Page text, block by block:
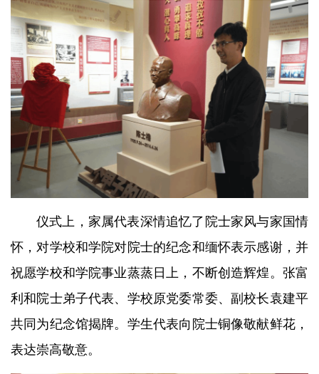
仪式上，家属代表深情追忆了院士家风与家国情
怀，对学校和学院对院士的纪念和缅怀表示感谢，并
祝愿学校和学院事业蒸蒸日上，不断创造辉煌。张富
利和院士弟子代表、学校原党委常委、副校长袁建平
共同为纪念馆揭牌。学生代表向院士铜像敬献鲜花，
表达崇高敬意。